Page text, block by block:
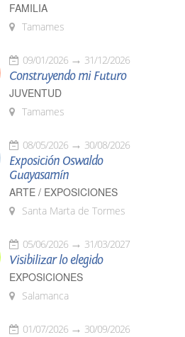
FAMILIA
Tamames
09/01/2026 31/12/2026
Construyendo mi Futuro
JUVENTUD
Tamames
08/05/2026 30/08/2026
Exposición Oswaldo
Guayasamín
ARTE / EXPOSICIONES
Santa Marta de Tormes
05/06/2026 31/03/2027
Visibilizar lo elegido
EXPOSICIONES
Salamanca
01/07/2026 30/09/2026